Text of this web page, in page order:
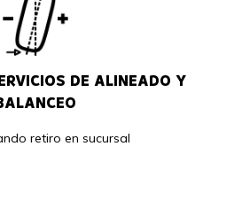
DE ALINEADO Y
retiro en sucursal